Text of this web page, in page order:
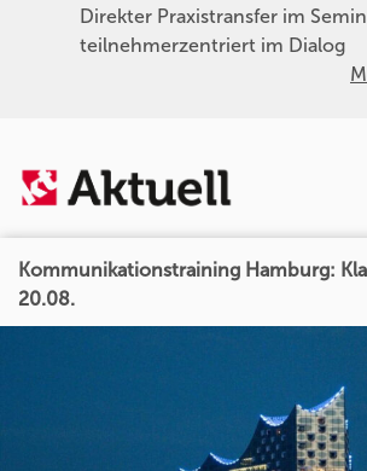
Direkter Praxistransfer im
teilnehmerzentriert im Dialog
Kommunikationstraining Hamburg:
20.08.